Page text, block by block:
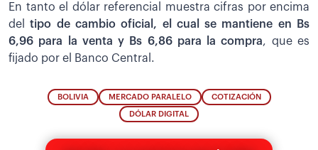
En tanto el dólar referencial muestra cifras por encima
deltipo de cambio oficial, el cual se mantiene en Bs
6,96 para la venta y Bs 6,86 para la compra, que es
fijado por el Banco Central.
BOLIVIA MERCADO PARALELO COTIZACIÓN
DÓLAR DIGITAL